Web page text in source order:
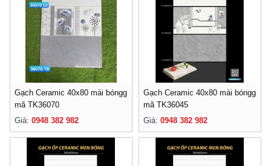
Gạch Ceramic 40x80 mài bóngg
mã TK36070
Giá: 0948 382 982
Gạch Ceramic 40x80 mài bóngg
mã TK36045
Giá: 0948 382 982